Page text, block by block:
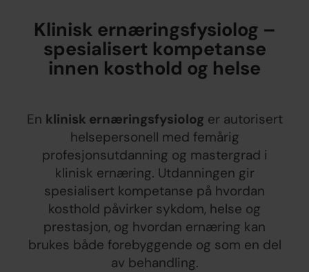
Klinisk ernæringsfysiolog –
spesialisert kompetanse
innen kosthold og helse
En klinisk ernæringsfysiolog er autorisert
helsepersonell med femårig
profesjonsutdanning og mastergrad i
klinisk ernæring. Utdanningen gir
spesialisert kompetanse på hvordan
kosthold påvirker sykdom, helse og
prestasjon, og hvordan ernæring kan
brukes både forebyggende og som en del
av behandling.